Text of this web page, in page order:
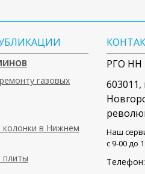
газовых
колонки в Нижнем
плиты
РГО НН
603011,
Наш
c 9-00 до
Телефон: